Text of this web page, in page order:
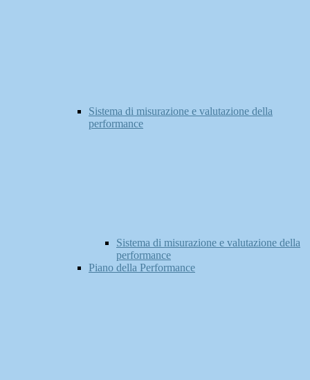
Sistema di misurazione e valutazione della
performance
Sistema di misurazione e valutazione della
performance
Piano della Performance